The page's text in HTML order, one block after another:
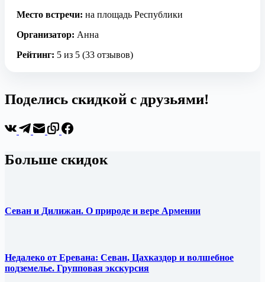
Место встречи: на площадь Республики
Организатор: Анна
Рейтинг: 5 из 5 (33 отзывов)
Поделись скидкой с друзьями!
Больше скидок
Севан и Дилижан. О природе и вере Армении
Недалеко от Еревана: Севан, Цахказдор и волшебное
подземелье. Групповая экскурсия